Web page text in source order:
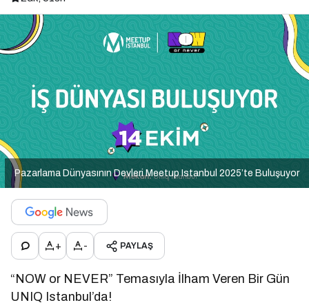
Pazarlama Dünyasının Devleri Meetup Istanbul 2025’te Buluşuyor
+ - PAYLAŞ
“NOW or NEVER” Temasıyla İlham Veren Bir Gün
UNIQ Istanbul’da!